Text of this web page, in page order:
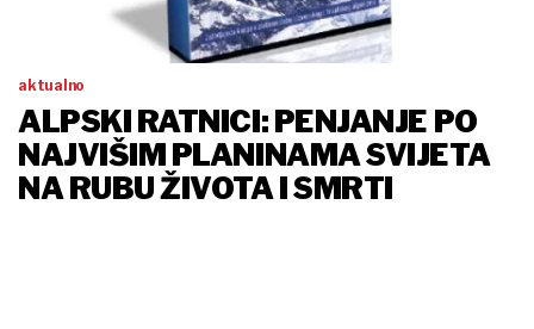
aktualno
ALPSKI RATNICI: PENJANJE PO
NAJVIŠIM PLANINAMA SVIJETA
NA RUBU ŽIVOTA I SMRTI